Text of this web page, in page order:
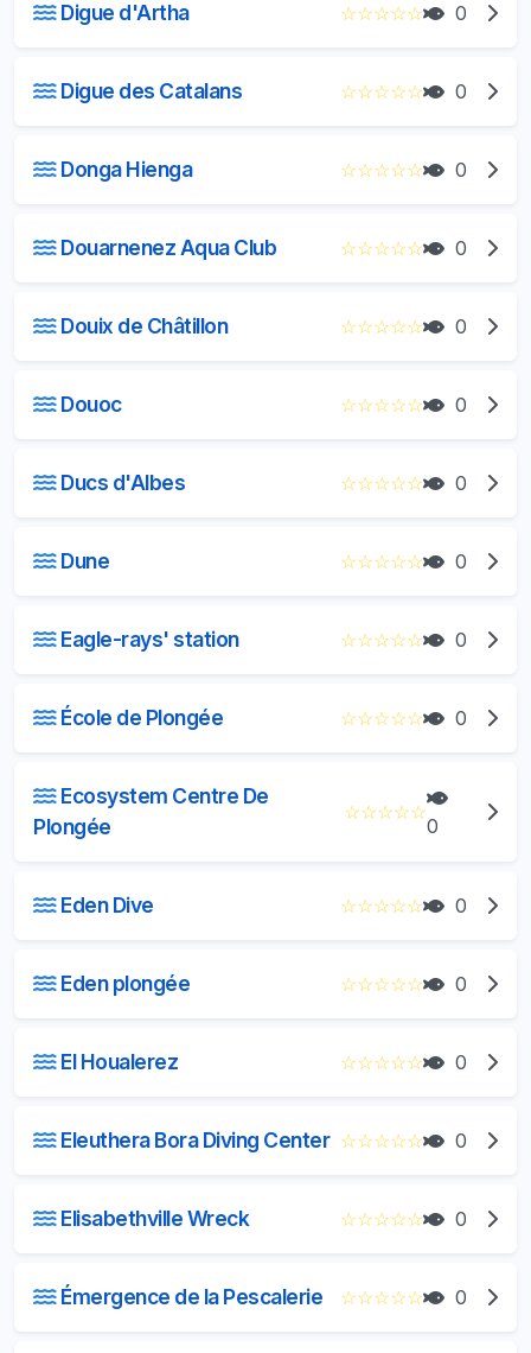
Digue d'Artha ☆☆☆☆☆ 0
Digue des Catalans ☆☆☆☆☆ 0
Donga Hienga ☆☆☆☆☆ 0
Douarnenez Aqua Club ☆☆☆☆☆ 0
Douix de Châtillon ☆☆☆☆☆ 0
Douoc ☆☆☆☆☆ 0
Ducs d'Albes ☆☆☆☆☆ 0
Dune ☆☆☆☆☆ 0
Eagle-rays' station ☆☆☆☆☆ 0
École de Plongée ☆☆☆☆☆ 0
Ecosystem Centre De
Plongée
☆☆☆☆☆
0
Eden Dive ☆☆☆☆☆ 0
Eden plongée ☆☆☆☆☆ 0
El Houalerez ☆☆☆☆☆ 0
Eleuthera Bora Diving Center ☆☆☆☆☆ 0
Elisabethville Wreck ☆☆☆☆☆ 0
Émergence de la Pescalerie ☆☆☆☆☆ 0